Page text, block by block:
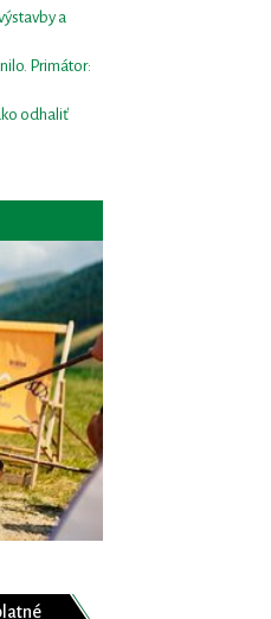
a
Primátor:
odhaliť